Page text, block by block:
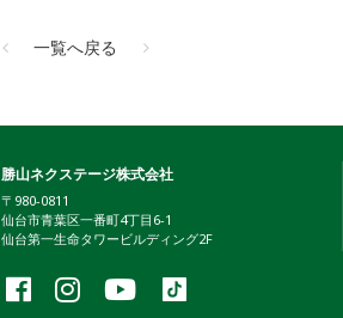
一覧へ戻る
勝山ネクステージ株式会社
〒980-0811
仙台市青葉区一番町4丁目6-1
仙台第一生命タワービルディング2F